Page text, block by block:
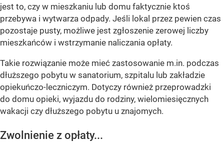
jest to, czy w mieszkaniu lub domu faktycznie ktoś
przebywa i wytwarza odpady. Jeśli lokal przez pewien czas
pozostaje pusty, możliwe jest zgłoszenie zerowej liczby
mieszkańców i wstrzymanie naliczania opłaty.
Takie rozwiązanie może mieć zastosowanie m.in. podczas
dłuższego pobytu w sanatorium, szpitalu lub zakładzie
opiekuńczo-leczniczym. Dotyczy również przeprowadzki
do domu opieki, wyjazdu do rodziny, wielomiesięcznych
wakacji czy dłuższego pobytu u znajomych.
Zwolnienie z opłaty...